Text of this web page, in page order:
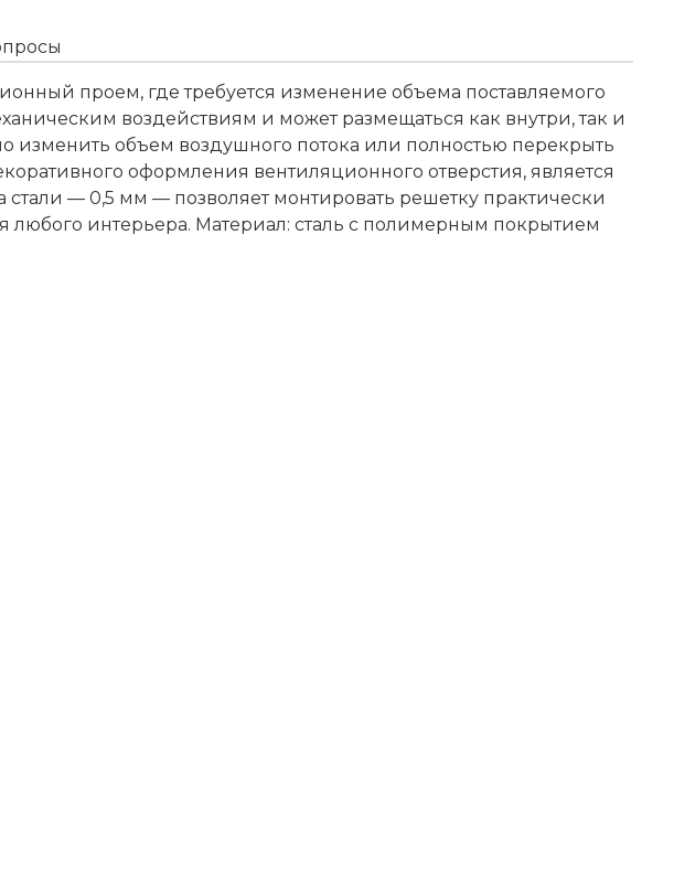
проем, где требуется изменение объема поставляемого
воздействиям и может размещаться как внутри, так и
объем воздушного потока или полностью перекрыть
оформления вентиляционного отверстия, является
— 0,5 мм — позволяет монтировать решетку практически
любого интерьера. Материал: сталь с полимерным покрытием